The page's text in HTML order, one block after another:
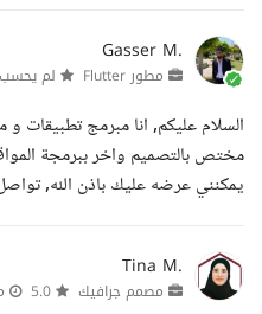
Gasser M.
مطور Flutter لم يحسب
السلام عليكم, انا مبرمج
مختص بالتصميم واخر ببرمجة
يمكنني عرضه عليك باذن الله,
Tina M.
مصمم جرافيك